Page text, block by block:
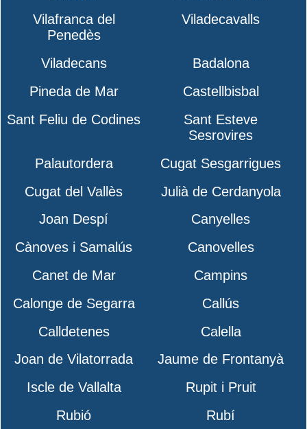
Vilafranca del
Penedès
Viladecavalls
Viladecans
Badalona
Pineda de Mar
Castellbisbal
Sant Feliu de Codines
Sant Esteve
Sesrovires
Palautordera
Cugat Sesgarrigues
Cugat del Vallès
Julià de Cerdanyola
Joan Despí
Canyelles
Cànoves i Samalús
Canovelles
Canet de Mar
Campins
Calonge de Segarra
Callús
Calldetenes
Calella
Joan de Vilatorrada
Jaume de Frontanyà
Iscle de Vallalta
Rupit i Pruit
Rubió
Rubí